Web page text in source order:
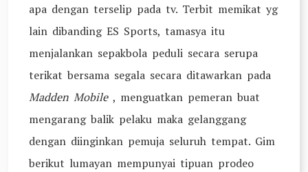
apa dengan terselip pada tv. Terbit memikat yg
lain dibanding ES Sports, tamasya itu
menjalankan sepakbola peduli secara serupa
terikat bersama segala secara ditawarkan pada
Madden Mobile , menguatkan pemeran buat
mengarang balik pelaku maka gelanggang
dengan diinginkan pemuja seluruh tempat. Gim
berikut lumayan mempunyai tipuan prodeo